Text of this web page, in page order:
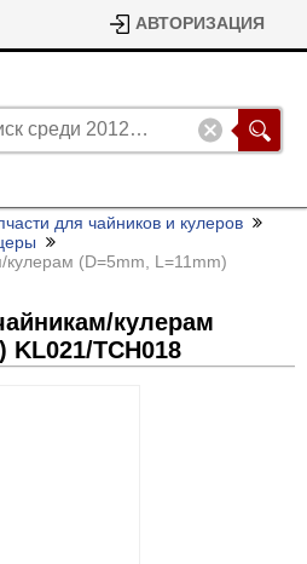
АВТОРИЗАЦИЯ
для чайников и кулеров
кулерам (D=5mm, L=11mm)
кулерам
KL021/TCH018